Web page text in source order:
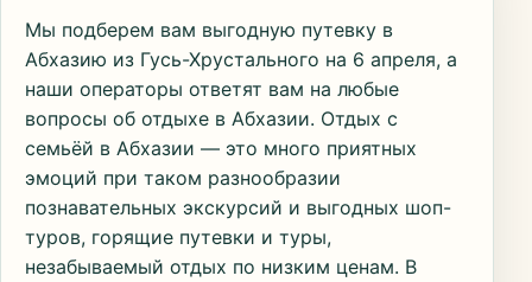
Мы подберем вам выгодную путевку в
Абхазию из Гусь-Хрустального на 6 апреля, а
наши операторы ответят вам на любые
вопросы об отдыхе в Абхазии. Отдых с
семьёй в Абхазии — это много приятных
эмоций при таком разнообразии
познавательных экскурсий и выгодных шоп-
туров, горящие путевки и туры,
незабываемый отдых по низким ценам. В